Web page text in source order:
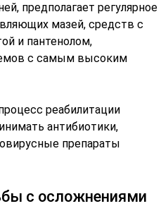
предполагает регулярное
мазей, средств с
и пантенолом,
с самым высоким
реабилитации
антибиотики,
препараты
с осложнениями